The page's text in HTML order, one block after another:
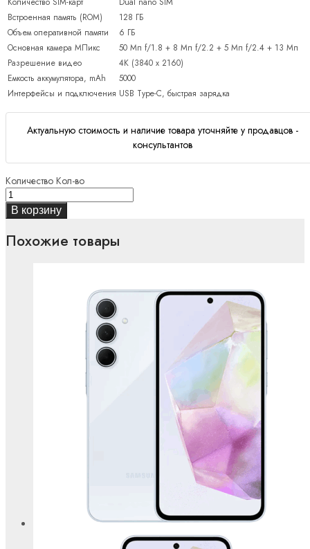
Встроенная память (ROM)
128 ГБ
Объем оперативной памяти
6 ГБ
Основная камера МПикс
50 Мп f/1.8 + 8 Мп f/2.2 + 5 Мп f/2.4 + 13 Мп
Разрешение видео
4K (3840 x 2160)
Емкость аккумулятора, mAh
5000
Интерфейсы и подключения USB Type-C, быстрая зарядка
Актуальную стоимость и наличие товара уточняйте у продавцов -
консультантов
Количество Кол-во
В корзину
Похожие товары